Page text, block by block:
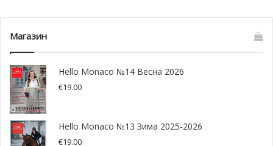
Норман Нато, чемпион
Магазин
Hello Monaco №14 Весна 2026
€19.00
Hello Monaco №13 Зима 2025-2026
€19.00